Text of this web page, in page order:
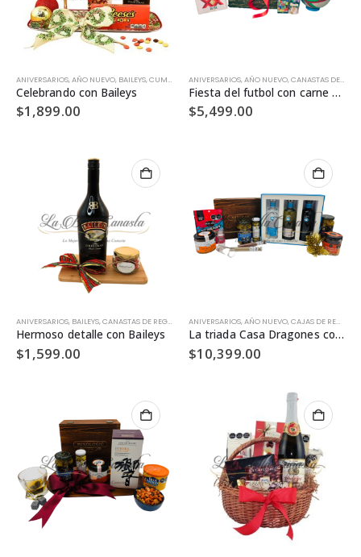
ANIVERSARIOS, AÑO NUEVO, BAILEYS,CUMPLEAÑOS ,DÍA DE LAS MADRES,NAVIDAD,REGALOS
Celebrando con Baileys
$1,899.00
ANIVERSARIOS, AÑO NUEVO,CANASTAS DE REGALO
Fiesta del futbol con carne asada para disfrutar
$5,499.00
ANIVERSARIOS, BAILEYS,CANASTAS DE REGALO CUMPLEAÑOS
Hermoso detalle con Baileys
$1,599.00
ANIVERSARIOS,AÑO NUEVO,CAJAS DE REGALO
La triada Casa Dragones con kit de mixología
$10,399.00